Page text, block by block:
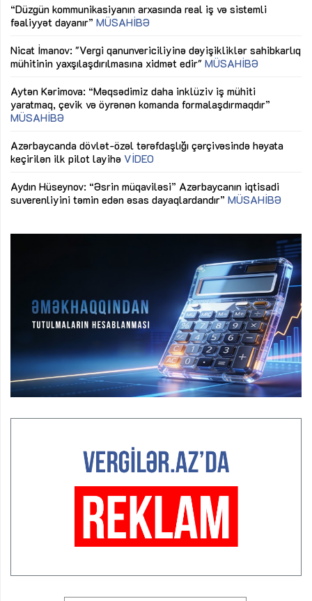
“Düzgün kommunikasiyanın arxasında real iş və sistemli
fəaliyyət dayanır” MÜSAHİBƏ
Nicat İmanov: "Vergi qanunvericiliyinə dəyişikliklər sahibkarlıq
mühitinin yaxşılaşdırılmasına xidmət edir" MÜSAHİBƏ
Aytən Kərimova: “Məqsədimiz daha inklüziv iş mühiti
yaratmaq, çevik və öyrənən komanda formalaşdırmaqdır”
MÜSAHİBƏ
Azərbaycanda dövlət-özəl tərəfdaşlığı çərçivəsində həyata
keçirilən ilk pilot layihə VİDEO
Aydın Hüseynov: “Əsrin müqaviləsi” Azərbaycanın iqtisadi
suverenliyini təmin edən əsas dayaqlardandır” MÜSAHİBƏ